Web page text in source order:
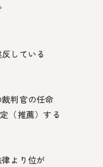
している
判官の任命
（推薦）する
より位が